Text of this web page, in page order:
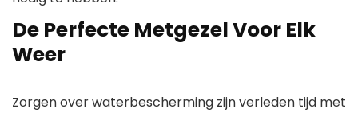
De Perfecte Metgezel Voor Elk
Weer
Zorgen over waterbescherming zijn verleden tijd met